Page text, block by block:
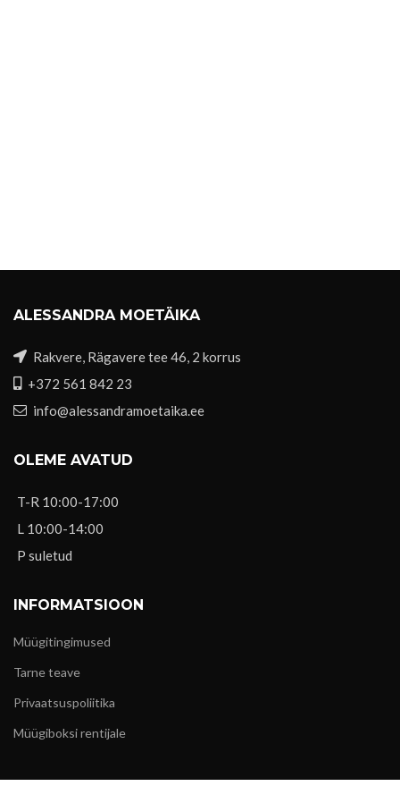
ALESSANDRA MOETÄIKA
Rakvere, Rägavere tee 46, 2 korrus
+372 561 842 23
info@alessandramoetaika.ee
OLEME AVATUD
T-R 10:00-17:00
L 10:00-14:00
P suletud
INFORMATSIOON
Müügitingimused
Tarne teave
Privaatsuspoliitika
Müügiboksi rentijale